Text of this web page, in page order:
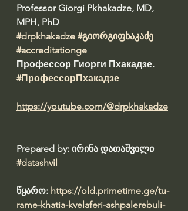
Professor Giorgi Pkhakadze, MD,
MPH, PhD
#drpkhakadze #გიორგიფხაკაძე
#accreditationge
Профессор Гиорги Пхакадзе.
#ПрофессорПхакадзе
https://youtube.com/@drpkhakadze
Prepared by: ირინა დათაშვილი
#datashvil
წყარო: https://old.primetime.ge/tu-
rame-khatia-kvelaferi-ashpalerebuli-